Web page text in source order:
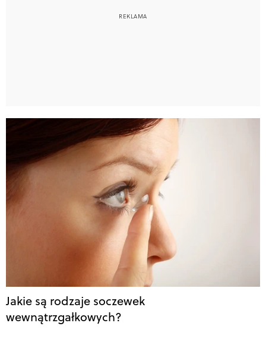
Jakie są rodzaje soczewek
wewnątrzgałkowych?